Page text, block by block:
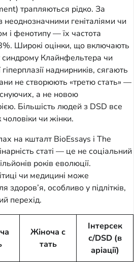
трапляються рідко. За
геніталіями чи
і фенотипу — їх частота
Широкі оцінки, що включають
синдрому Клайнфельтера чи
наднирників, сягають
не створюють «третю стать» —
а не новою
Більшість людей з DSD все
чи жінки.
на кшталт BioEssays і The
статі — це не соціальний
років еволюції.
чи медицині може
здоров’я, особливо у підлітків,
перехід.
Жіноча с
тать
Інтерсек
с/DSD (в
аріації)